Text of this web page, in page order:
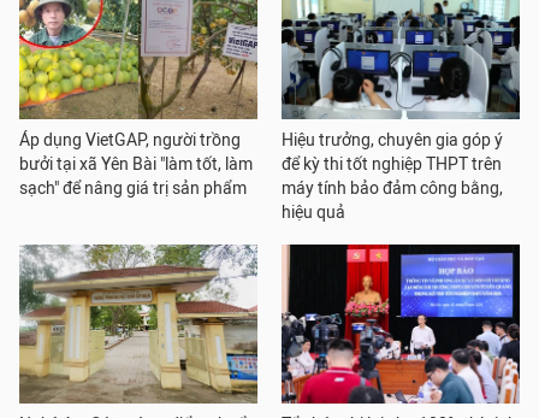
Áp dụng VietGAP, người trồng
bưởi tại xã Yên Bài "làm tốt, làm
sạch" để nâng giá trị sản phẩm
Hiệu trưởng, chuyên gia góp ý
để kỳ thi tốt nghiệp THPT trên
máy tính bảo đảm công bằng,
hiệu quả